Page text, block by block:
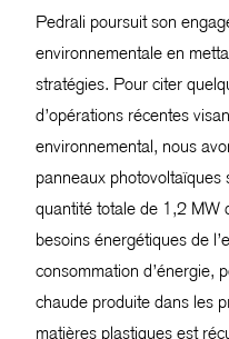
Pedrali poursuit son
environnementale en
stratégies. Pour citer
d’opérations récentes
environnemental, nous
panneaux
quantité totale de 1,2 MW
besoins énergétiques de
consommation d’énergie,
chaude produite dans les
matières plastiques est